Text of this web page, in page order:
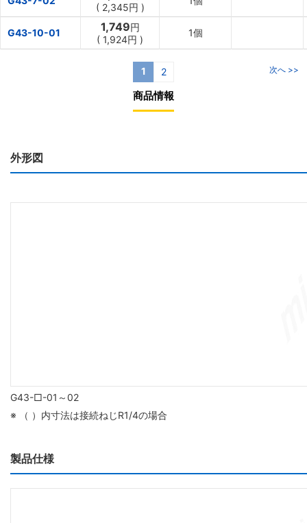
( 2,345円 )
G43-10-01 1,749円
( 1,924円 )
1個
1 2 次へ >>
商品情報
外形図
G43-□-01～02
※ （ ）内寸法は接続ねじR1/4の場合
製品仕様